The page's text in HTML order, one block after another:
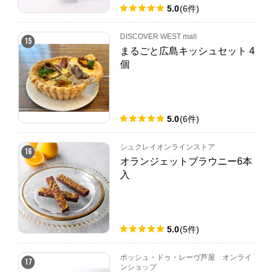
5.0(6件)
15 DISCOVER WEST mall
まるごと広島キッシュセット 4
個
5.0(6件)
16 シュクレイオンラインストア
オランジェットブラウニー6本
入
5.0(5件)
17
ポッシュ・ドゥ・レーヴ芦屋 オンライ
ンショップ